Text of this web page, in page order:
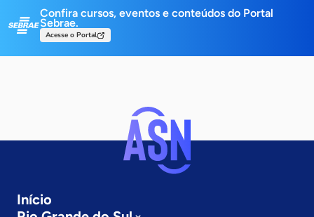
Confira cursos, eventos e conteúdos do Portal
Sebrae.
Acesse o Portal
Início